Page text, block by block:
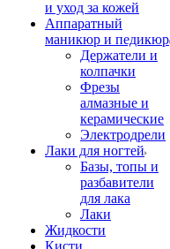
и уход за кожей
Аппаратный
маникюр и педикюр
Держатели и
колпачки
Фрезы
алмазные и
керамические
Электродрели
Лаки для ногтей
Базы, топы и
разбавители
для лака
Лаки
Жидкости
Кисти